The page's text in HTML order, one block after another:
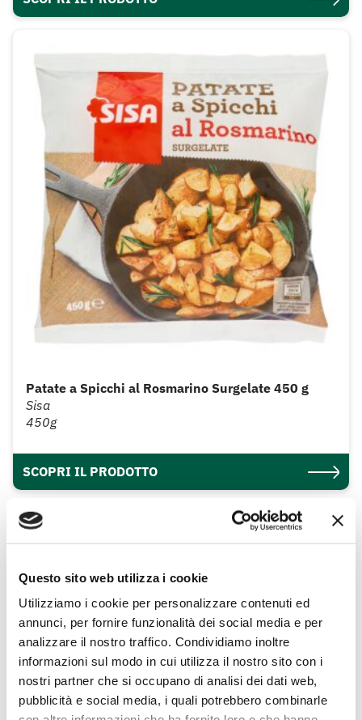
Questo sito web utilizza i cookie
Utilizziamo i cookie per personalizzare contenuti ed
annunci, per fornire funzionalità dei social media e per
analizzare il nostro traffico. Condividiamo inoltre
informazioni sul modo in cui utilizza il nostro sito con i
nostri partner che si occupano di analisi dei dati web,
pubblicità e social media, i quali potrebbero combinarle
Patate a Spicchi al Rosmarino Surgelate 450 g
Sisa
450g
SCOPRI IL PRODOTTO